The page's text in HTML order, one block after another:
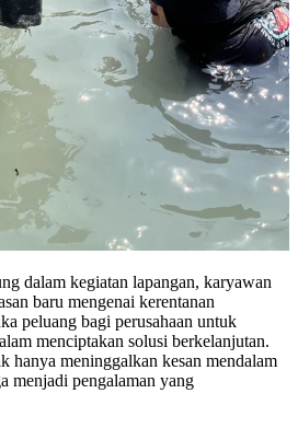
dalam kegiatan lapangan, karyawan
baru mengenai kerentanan
peluang bagi perusahaan untuk
menciptakan solusi berkelanjutan.
hanya meninggalkan kesan mendalam
menjadi pengalaman yang